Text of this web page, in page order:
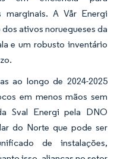
marginais. A Vår Energi
ativos noruegueses da
e um robusto inventário
ao longo de 2024-2025
em menos mãos sem
Sval Energi pela DNO
do Norte que pode ser
de instalações,